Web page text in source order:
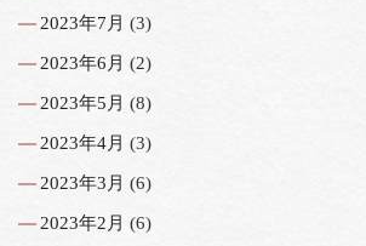
2023年7月 (3)
2023年6月 (2)
2023年5月 (8)
2023年4月 (3)
2023年3月 (6)
2023年2月 (6)